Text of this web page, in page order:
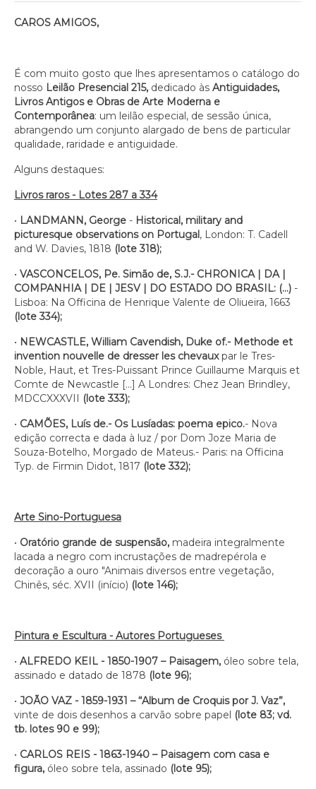
CAROS AMIGOS,
É com muito gosto que lhes apresentamos o catálogo do
nosso Leilão Presencial 215, dedicado às Antiguidades,
Livros Antigos e Obras de Arte Moderna e
Contemporânea: um leilão especial, de sessão única,
abrangendo um conjunto alargado de bens de particular
qualidade, raridade e antiguidade.
Alguns destaques:
Livros raros - Lotes 287 a 334
• LANDMANN, George - Historical, military and
picturesque observations on Portugal, London: T. Cadell
and W. Davies, 1818 (lote 318);
• VASCONCELOS, Pe. Simão de, S.J.- CHRONICA | DA |
COMPANHIA | DE | JESV | DO ESTADO DO BRASIL: (…) -
Lisboa: Na Officina de Henrique Valente de Oliueira, 1663
(lote 334);
• NEWCASTLE, William Cavendish, Duke of.- Methode et
invention nouvelle de dresser les chevauxpar le Tres-
Noble, Haut, et Tres-Puissant Prince Guillaume Marquis et
Comte de Newcastle [...] A Londres: Chez Jean Brindley,
MDCCXXXVII (lote 333);
• CAMÕES, Luís de.- Os Lusíadas: poema epico.- Nova
edição correcta e dada à luz / por Dom Joze Maria de
Souza-Botelho, Morgado de Mateus.- Paris: na Officina
Typ. de Firmin Didot, 1817 (lote 332);
Arte Sino-Portuguesa
• Oratório grande de suspensão, madeira integralmente
lacada a negro com incrustações de madrepérola e
decoração a ouro "Animais diversos entre vegetação,
Chinês, séc. XVII (início) (lote 146);
Pintura e Escultura - Autores Portugueses
• ALFREDO KEIL - 1850-1907 – Paisagem, óleo sobre tela,
assinado e datado de 1878 (lote 96);
• JOÃO VAZ - 1859-1931 – “Album de Croquis por J. Vaz”,
vinte de dois desenhos a carvão sobre papel (lote 83; vd.
tb. lotes 90 e 99);
• CARLOS REIS - 1863-1940 – Paisagem com casa e
figura, óleo sobre tela, assinado (lote 95);